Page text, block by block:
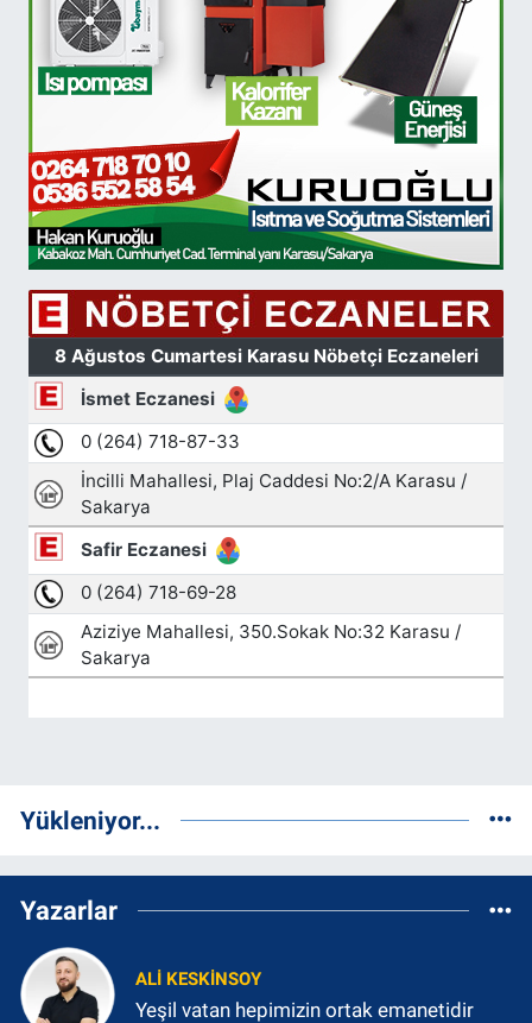
Yükleniyor...
Yazarlar
ALI KESKINSOY
Yeşil vatan hepimizin ortak emanetidir